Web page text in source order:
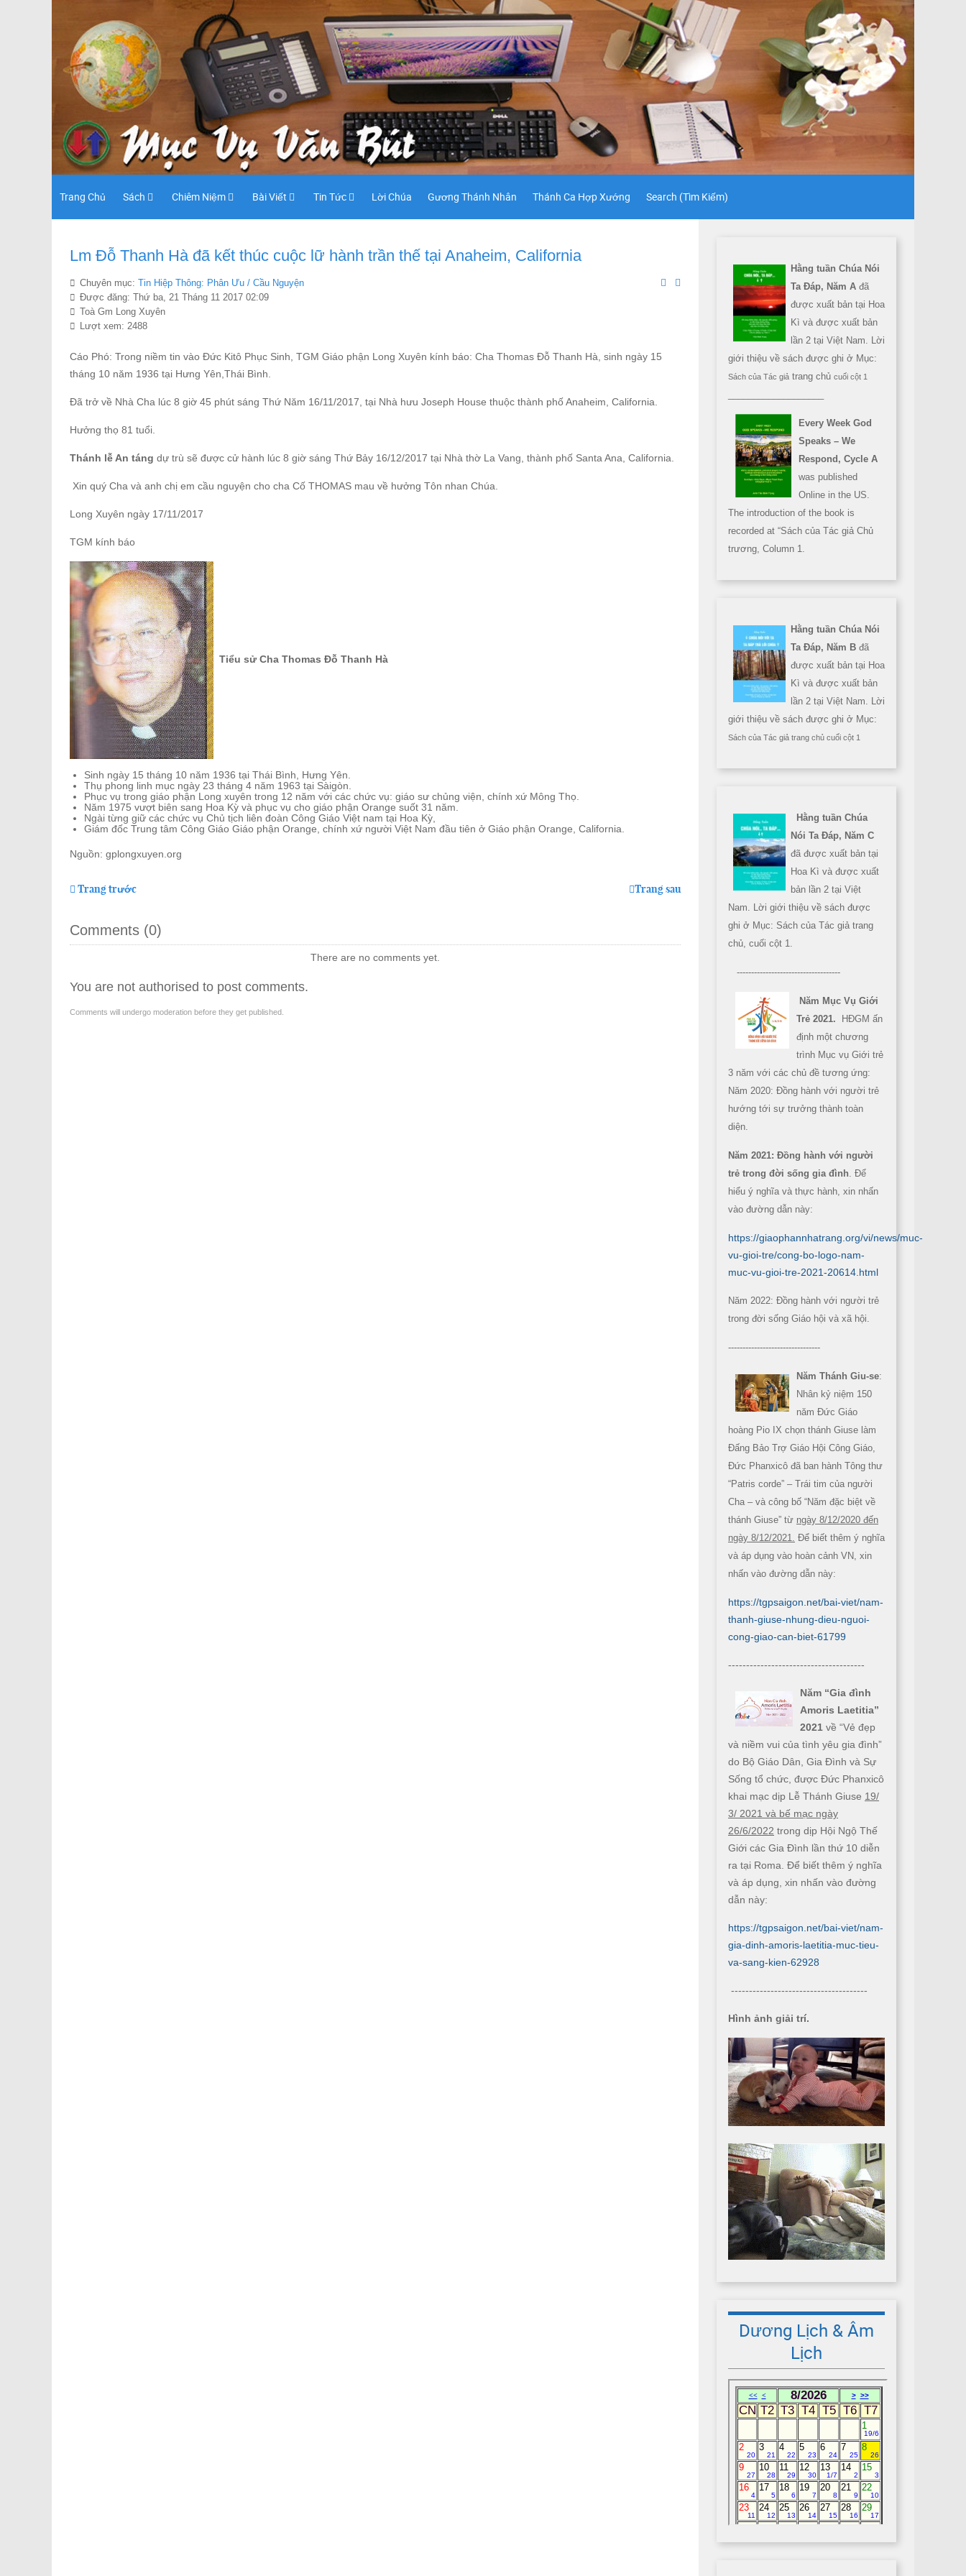
Trang Chủ Sách Chiêm Niệm Bài Viết Tin Tức Lời Chúa Gương Thánh Nhân Thánh Ca Hợp Xướng Search (Tìm Kiếm)
Lm Đỗ Thanh Hà đã kết thúc cuộc lữ hành trần thế tại Anaheim, California
Chuyên mục: Tin Hiệp Thông: Phân Ưu / Cầu Nguyện
Được đăng: Thứ ba, 21 Tháng 11 2017 02:09
Toà Gm Long Xuyên
Lượt xem: 2488
Cáo Phó: Trong niềm tin vào Đức Kitô Phục Sinh, TGM Giáo phận Long Xuyên kính báo: Cha Thomas Đỗ Thanh Hà, sinh ngày 15
tháng 10 năm 1936 tại Hưng Yên,Thái Bình.
Đã trở về Nhà Cha lúc 8 giờ 45 phút sáng Thứ Năm 16/11/2017, tại Nhà hưu Joseph House thuộc thành phố Anaheim, California.
Hưởng thọ 81 tuổi.
Thánh lễ An táng dự trù sẽ được cử hành lúc 8 giờ sáng Thứ Bảy 16/12/2017 tại Nhà thờ La Vang, thành phố Santa Ana, California.
Xin quý Cha và anh chị em cầu nguyện cho cha Cố THOMAS mau về hưởng Tôn nhan Chúa.
Long Xuyên ngày 17/11/2017
TGM kính báo
Tiểu sử Cha Thomas Đỗ Thanh Hà
Sinh ngày 15 tháng 10 năm 1936 tại Thái Bình, Hưng Yên.
Thụ phong linh mục ngày 23 tháng 4 năm 1963 tại Sàigòn.
Phục vụ trong giáo phận Long xuyên trong 12 năm với các chức vụ: giáo sư chủng viện, chính xứ Mông Thọ.
Năm 1975 vượt biên sang Hoa Kỳ và phục vụ cho giáo phận Orange suốt 31 năm.
Ngài từng giữ các chức vụ Chủ tịch liên đoàn Công Giáo Việt nam tại Hoa Kỳ,
Giám đốc Trung tâm Công Giáo Giáo phận Orange, chính xứ người Việt Nam đầu tiên ở Giáo phận Orange, California.
Nguồn: gplongxuyen.org
Trang trước Trang sau
Comments (0)
There are no comments yet.
You are not authorised to post comments.
Comments will undergo moderation before they get published.
Hằng tuần Chúa Nói
Ta Đáp, Năm A đã
được xuất bản tại Hoa
Kì và được xuất bản
lần 2 tại Việt Nam. Lời
giới thiệu về sách được ghi ở Mục:
Sách của Tác giả trang chủ cuối cột 1
Every Week God
Speaks – We
Respond, Cycle A
was published
Online in the US.
The introduction of the book is
recorded at “Sách của Tác giả Chủ
trương, Column 1.
Hằng tuần Chúa Nói
Ta Đáp, Năm B đã
được xuất bản tại Hoa
Kì và được xuất bản
lần 2 tại Việt Nam. Lời
giới thiệu về sách được ghi ở Mục:
Sách của Tác giả trang chủ cuối cột 1
Hằng tuần Chúa
Nói Ta Đáp, Năm C
đã được xuất bản tại
Hoa Kì và được xuất
bản lần 2 tại Việt
Nam. Lời giới thiệu về sách được
ghi ở Mục: Sách của Tác giả trang
chủ, cuối cột 1.
------------------------------------
Năm Mục Vụ Giới
Trẻ 2021.
HĐGM ấn
định một chương
trình Mục vụ Giới trẻ
3 năm với các chủ đề tương ứng:
Năm 2020: Đồng hành với người trẻ
hướng tới sự trưởng thành toàn
diện.
Năm 2021: Đồng hành với người
trẻ trong đời sống gia đình. Để
hiểu ý nghĩa và thực hành, xin nhấn
vào đường dẫn này:
https://giaophannhatrang.org/vi/news/muc-
vu-gioi-tre/cong-bo-logo-nam-
muc-vu-gioi-tre-2021-20614.html
Năm 2022: Đồng hành với người trẻ
trong đời sống Giáo hội và xã hội.
--------------------------------
Năm Thánh Giu-se:
Nhân kỷ niệm 150
năm Đức Giáo
hoàng Pio IX chọn thánh Giuse làm
Đấng Bảo Trợ Giáo Hội Công Giáo,
Đức Phanxicô đã ban hành Tông thư
“Patris corde” – Trái tim của người
Cha – và công bố “Năm đặc biệt về
thánh Giuse” từ ngày 8/12/2020 đến
ngày 8/12/2021. Để biết thêm ý nghĩa
và áp dụng vào hoàn cảnh VN, xin
nhấn vào đường dẫn này:
https://tgpsaigon.net/bai-viet/nam-
thanh-giuse-nhung-dieu-nguoi-
cong-giao-can-biet-61799
--------------------------------------
Năm “Gia đình
Amoris Laetitia”
2021 về “Vẻ đẹp
và niềm vui của tình yêu gia đình”
do Bộ Giáo Dân, Gia Đình và Sự
Sống tổ chức, được Đức Phanxicô
khai mạc dịp Lễ Thánh Giuse 19/
3/ 2021 và bế mạc ngày
26/6/2022 trong dịp Hội Ngộ Thế
Giới các Gia Đình lần thứ 10 diễn
ra tại Roma. Để biết thêm ý nghĩa
và áp dụng, xin nhấn vào đường
dẫn này:
https://tgpsaigon.net/bai-viet/nam-
gia-dinh-amoris-laetitia-muc-tieu-
va-sang-kien-62928
--------------------------------------
Hình ảnh giải trí.
Dương Lịch & Âm
Lịch